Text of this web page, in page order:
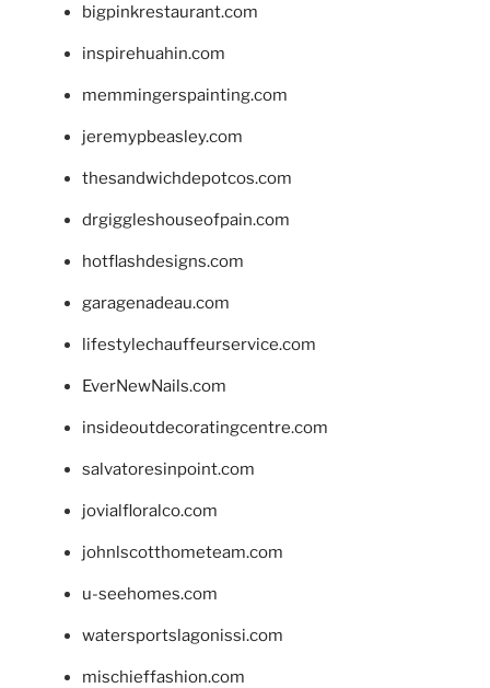
bigpinkrestaurant.com
inspirehuahin.com
memmingerspainting.com
jeremypbeasley.com
thesandwichdepotcos.com
drgiggleshouseofpain.com
hotflashdesigns.com
garagenadeau.com
lifestylechauffeurservice.com
EverNewNails.com
insideoutdecoratingcentre.com
salvatoresinpoint.com
jovialfloralco.com
johnlscotthometeam.com
u-seehomes.com
watersportslagonissi.com
mischieffashion.com